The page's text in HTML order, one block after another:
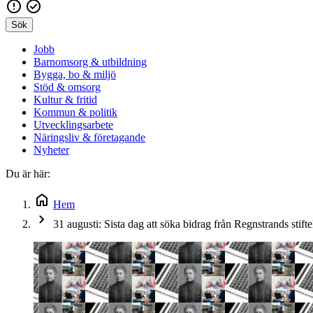
Sök
Jobb
Barnomsorg & utbildning
Bygga, bo & miljö
Stöd & omsorg
Kultur & fritid
Kommun & politik
Utvecklingsarbete
Näringsliv & företagande
Nyheter
Du är här:
Hem
31 augusti: Sista dag att söka bidrag från Regnstrands